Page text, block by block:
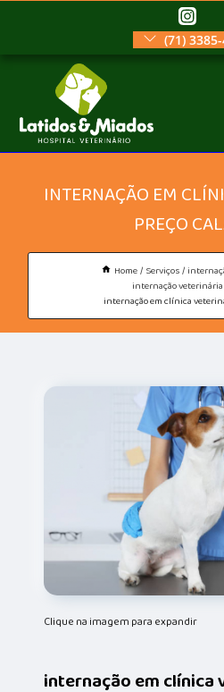
(71)
INTERNAÇÃO EM
PREÇO
Home Serviços
internação
internação em clínica
Clique na imagem para expandir
internação em clínica